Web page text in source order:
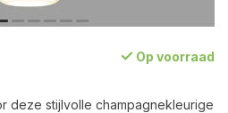
Op voorraad
deze stijlvolle champagnekleurige